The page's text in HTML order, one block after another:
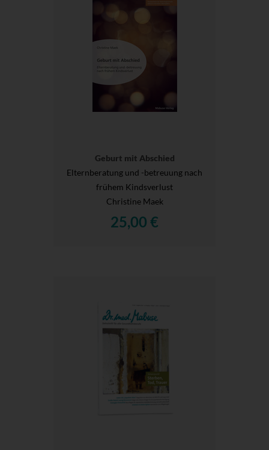
Geburt mit Abschied
Elternberatung und -betreuung nach
frühem Kindsverlust
Christine Maek
25,00 €